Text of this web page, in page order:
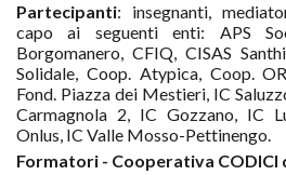
Partecipanti: insegnanti,
capo ai seguenti enti: APS
Borgomanero, CFIQ, CISAS
Solidale, Coop. Atypica, Coop.
Fond. Piazza dei Mestieri, IC
Carmagnola 2, IC Gozzano, IC
Onlus, IC Valle Mosso-Pettinengo.
Formatori - Cooperativa CODICI